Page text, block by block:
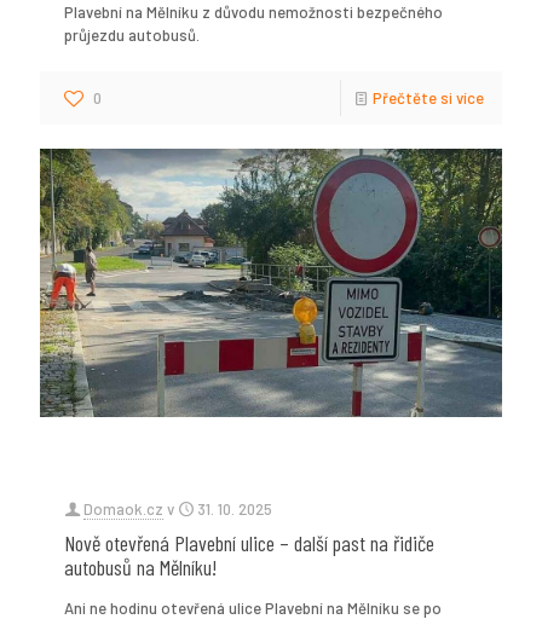
Plavební na Mělníku z důvodu nemožnosti bezpečného
průjezdu autobusů.
0 Přečtěte si více
Domaok.cz v 31. 10. 2025
Nově otevřená Plavební ulice – další past na řidiče
autobusů na Mělníku!
Ani ne hodinu otevřená ulice Plavební na Mělníku se po